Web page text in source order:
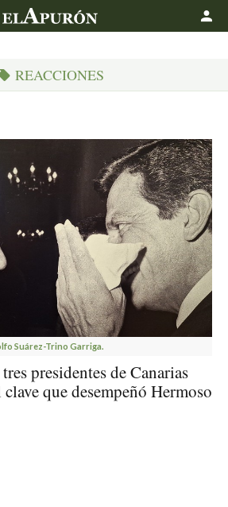
REACCIONES
Suárez-Trino Garriga.
presidentes de Canarias
que desempeñó Hermoso